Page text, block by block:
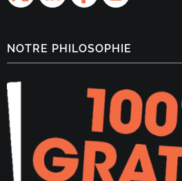
NOTRE PHILOSOPHIE